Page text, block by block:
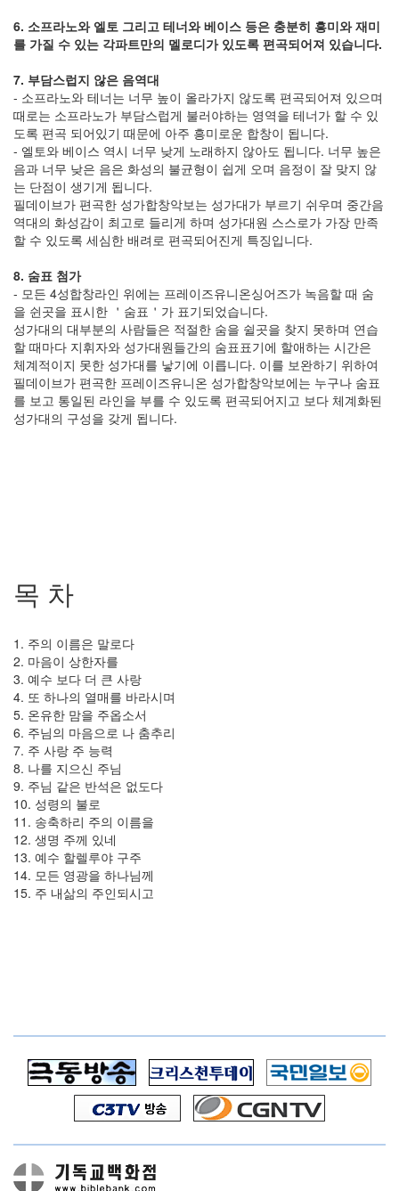
6. 소프라노와 엘토 그리고 테너와 베이스 등은 충분히 흥미와 재미
를 가질 수 있는 각파트만의 멜로디가 있도록 편곡되어져 있습니다.
7. 부담스럽지 않은 음역대
- 소프라노와 테너는 너무 높이 올라가지 않도록 편곡되어져 있으며
때로는 소프라노가 부담스럽게 불러야하는 영역을 테너가 할 수 있
도록 편곡 되어있기 때문에 아주 흥미로운 합창이 됩니다.
- 엘토와 베이스 역시 너무 낮게 노래하지 않아도 됩니다. 너무 높은
음과 너무 낮은 음은 화성의 불균형이 쉽게 오며 음정이 잘 맞지 않
는 단점이 생기게 됩니다.
필데이브가 편곡한 성가합창악보는 성가대가 부르기 쉬우며 중간음
역대의 화성감이 최고로 들리게 하며 성가대원 스스로가 가장 만족
할 수 있도록 세심한 배려로 편곡되어진게 특징입니다.
8. 숨표 첨가
- 모든 4성합창라인 위에는 프레이즈유니온싱어즈가 녹음할 때 숨
을 쉰곳을 표시한 ＇숨표＇가 표기되었습니다.
성가대의 대부분의 사람들은 적절한 숨을 쉴곳을 찾지 못하며 연습
할 때마다 지휘자와 성가대원들간의 숨표표기에 할애하는 시간은
체계적이지 못한 성가대를 낳기에 이릅니다. 이를 보완하기 위하여
필데이브가 편곡한 프레이즈유니온 성가합창악보에는 누구나 숨표
를 보고 통일된 라인을 부를 수 있도록 편곡되어지고 보다 체계화된
성가대의 구성을 갖게 됩니다.
목 차
1. 주의 이름은 말로다
2. 마음이 상한자를
3. 예수 보다 더 큰 사랑
4. 또 하나의 열매를 바라시며
5. 온유한 맘을 주옵소서
6. 주님의 마음으로 나 춤추리
7. 주 사랑 주 능력
8. 나를 지으신 주님
9. 주님 같은 반석은 없도다
10. 성령의 불로
11. 송축하리 주의 이름을
12. 생명 주께 있네
13. 예수 할렐루야 구주
14. 모든 영광을 하나님께
15. 주 내삶의 주인되시고